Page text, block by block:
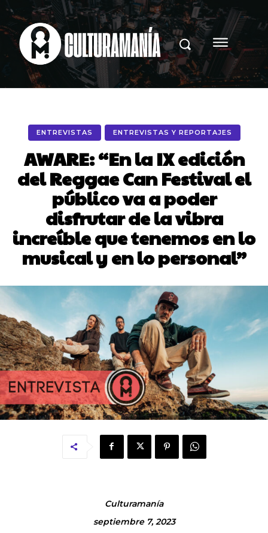
ENTREVISTAS ENTREVISTAS Y REPORTAJES
AWARE: “En la IX edición
del Reggae Can Festival el
público va a poder
disfrutar de la vibra
increíble que tenemos en lo
musical y en lo personal”
Culturamanía
septiembre 7, 2023